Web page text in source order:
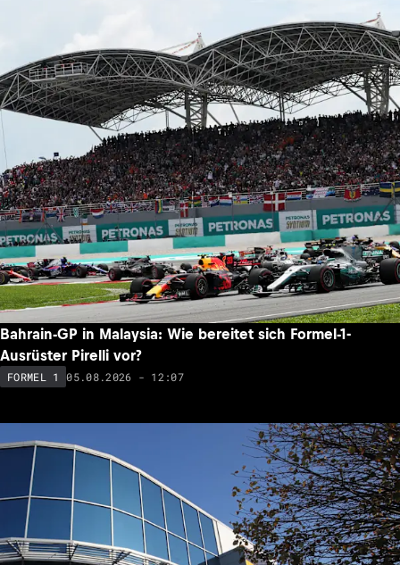
Bahrain-GP in Malaysia: Wie bereitet sich Formel-1-
Ausrüster Pirelli vor?
FORMEL 1 05.08.2026 - 12:07